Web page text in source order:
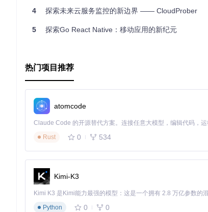
拥抱Pingpong，让系统监控变得简单而高效。现在就加
4 探索未来云服务监控的新边界 —— CloudProber
5 探索Go React Native：移动应用的新纪元
热门项目推荐
atomcode
Rust
0 534
Kimi-K3
Python
0 0